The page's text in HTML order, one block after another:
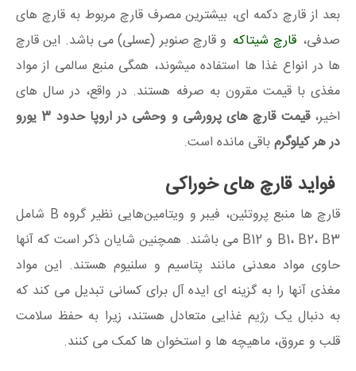
بعد از قارچ دکمه ای، بیشترین مصرف قارچ مربوط به قارچ های
صدفی، قارچ شیتاکه و قارچ صنوبر (عسلی) می باشد. این قارچ
ها در انواع غذا ها استفاده میشوند، همگی منبع سالمی از مواد
مغذی با قیمت مقرون به صرفه هستند. در واقع، در سال های
اخیر،
قیمت قارچ های پرورشی و وحشی در اروپا حدود 3 یورو
در هر کیلوگرمباقی مانده است.
فواید قارچ های خوراکی
قارچ ها منبع پروتئین، فیبر و ویتامین‌هایی نظیر گروه B شامل
B1، B2، B3 و B12 می باشند. همچنین شایان ذکر است که آنها
حاوی مواد معدنی مانند پتاسیم و سلنیوم هستند. این مواد
مغذی آنها را به گزینه ای ایده آل برای کسانی تبدیل می کند که
به دنبال یک رژیم غذایی متعادل هستند، زیرا به حفظ سلامت
قلب و عروق، ماهیچه ها و استخوان ها کمک می کنند.